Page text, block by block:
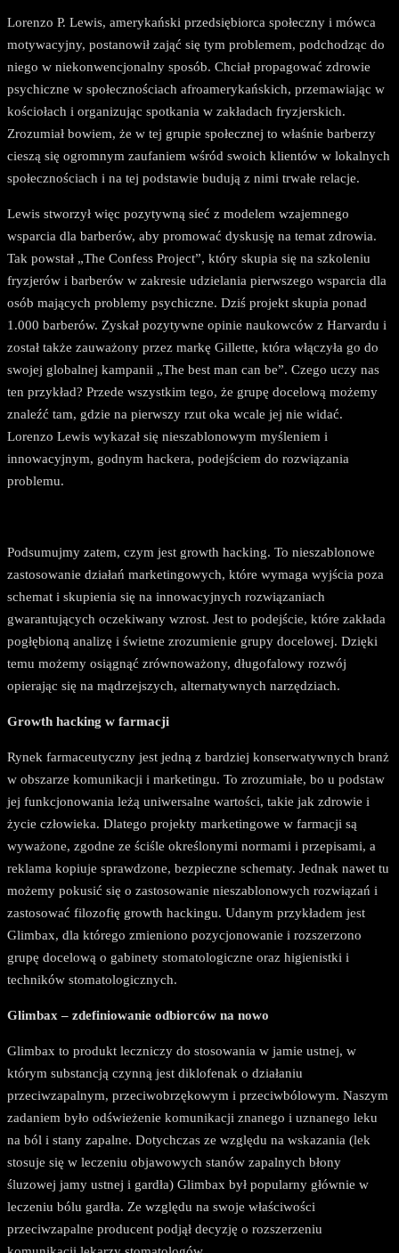
Lorenzo P. Lewis, amerykański przedsiębiorca społeczny i mówca
motywacyjny, postanowił zająć się tym problemem, podchodząc do
niego w niekonwencjonalny sposób. Chciał propagować zdrowie
psychiczne w społecznościach afroamerykańskich, przemawiając w
kościołach i organizując spotkania w zakładach fryzjerskich.
Zrozumiał bowiem, że w tej grupie społecznej to właśnie barberzy
cieszą się ogromnym zaufaniem wśród swoich klientów w lokalnych
społecznościach i na tej podstawie budują z nimi trwałe relacje.
Lewis stworzył więc pozytywną sieć z modelem wzajemnego
wsparcia dla barberów, aby promować dyskusję na temat zdrowia.
Tak powstał „The Confess Project”, który skupia się na szkoleniu
fryzjerów i barberów w zakresie udzielania pierwszego wsparcia dla
osób mających problemy psychiczne. Dziś projekt skupia ponad
1.000 barberów. Zyskał pozytywne opinie naukowców z Harvardu i
został także zauważony przez markę Gillette, która włączyła go do
swojej globalnej kampanii „The best man can be”. Czego uczy nas
ten przykład? Przede wszystkim tego, że grupę docelową możemy
znaleźć tam, gdzie na pierwszy rzut oka wcale jej nie widać.
Lorenzo Lewis wykazał się nieszablonowym myśleniem i
innowacyjnym, godnym hackera, podejściem do rozwiązania
problemu.
Podsumujmy zatem, czym jest growth hacking. To nieszablonowe
zastosowanie działań marketingowych, które wymaga wyjścia poza
schemat i skupienia się na innowacyjnych rozwiązaniach
gwarantujących oczekiwany wzrost. Jest to podejście, które zakłada
pogłębioną analizę i świetne zrozumienie grupy docelowej. Dzięki
temu możemy osiągnąć zrównoważony, długofalowy rozwój
opierając się na mądrzejszych, alternatywnych narzędziach.
Growth hacking w farmacji
Rynek farmaceutyczny jest jedną z bardziej konserwatywnych branż
w obszarze komunikacji i marketingu. To zrozumiałe, bo u podstaw
jej funkcjonowania leżą uniwersalne wartości, takie jak zdrowie i
życie człowieka. Dlatego projekty marketingowe w farmacji są
wyważone, zgodne ze ściśle określonymi normami i przepisami, a
reklama kopiuje sprawdzone, bezpieczne schematy. Jednak nawet tu
możemy pokusić się o zastosowanie nieszablonowych rozwiązań i
zastosować filozofię growth hackingu. Udanym przykładem jest
Glimbax, dla którego zmieniono pozycjonowanie i rozszerzono
grupę docelową o gabinety stomatologiczne oraz higienistki i
techników stomatologicznych.
Glimbax – zdefiniowanie odbiorców na nowo
Glimbax to produkt leczniczy do stosowania w jamie ustnej, w
którym substancją czynną jest diklofenak o działaniu
przeciwzapalnym, przeciwobrzękowym i przeciwbólowym. Naszym
zadaniem było odświeżenie komunikacji znanego i uznanego leku
na ból i stany zapalne. Dotychczas ze względu na wskazania (lek
stosuje się w leczeniu objawowych stanów zapalnych błony
śluzowej jamy ustnej i gardła) Glimbax był popularny głównie w
leczeniu bólu gardła. Ze względu na swoje właściwości
przeciwzapalne producent podjął decyzję o rozszerzeniu